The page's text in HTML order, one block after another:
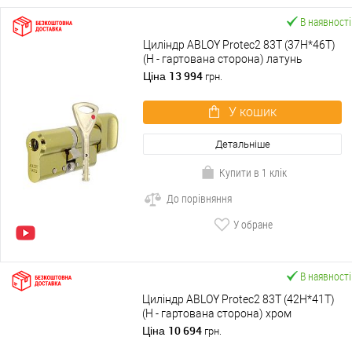
В наявності
Циліндр ABLOY Protec2 83T (37H*46T)
(H - гартована сторона) латунь
полірована
Ціна 13 994 грн.
У кошик
Детальніше
Купити в 1 клік
До порівняння
У обране
В наявності
Циліндр ABLOY Protec2 83T (42H*41T)
(H - гартована сторона) хром
полірований
Ціна 10 694 грн.